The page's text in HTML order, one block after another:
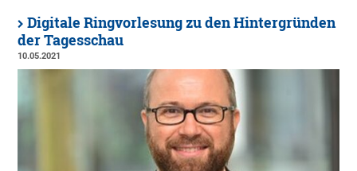
Digitale Ringvorlesung zu den Hintergründen
der Tagesschau
10.05.2021